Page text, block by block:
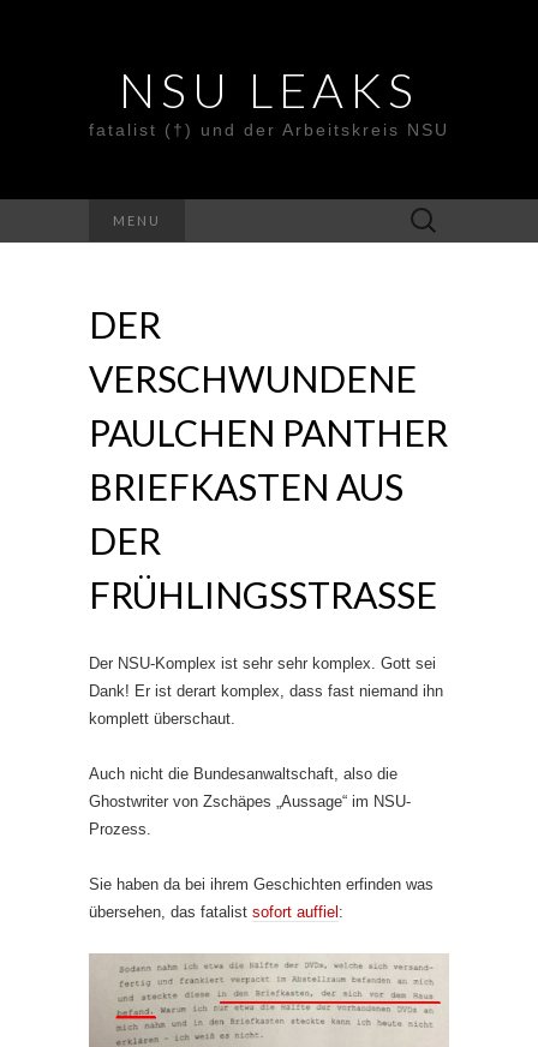
NSU LEAKS
fatalist (†) und der Arbeitskreis NSU
MENU
Suche
nach:
DER
VERSCHWUNDENE
PAULCHEN PANTHER
BRIEFKASTEN AUS
DER
FRÜHLINGSSTRASSE
Der NSU-Komplex ist sehr sehr komplex. Gott sei
Dank! Er ist derart komplex, dass fast niemand ihn
komplett überschaut.
Auch nicht die Bundesanwaltschaft, also die
Ghostwriter von Zschäpes „Aussage“ im NSU-
Prozess.
Sie haben da bei ihrem Geschichten erfinden was
übersehen, das fatalist sofort auffiel :